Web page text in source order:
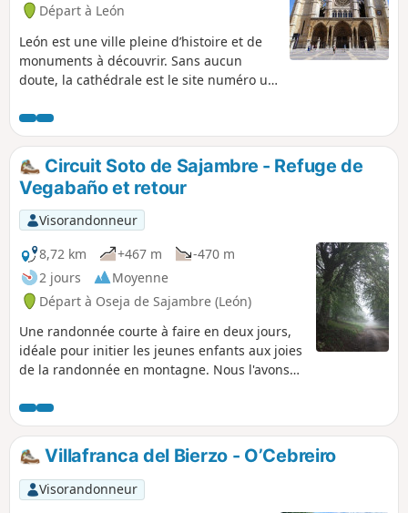
Départ à León
León est une ville pleine d’histoire et de
monuments à découvrir. Sans aucun
doute, la cathédrale est le site numéro un
gouverne la ville depuis les hauteurs et
qui captive par sa seule présence. Outre
cet édifice monumental, pour pourrez
découvrir la Collégiale royale de San
Isidoro, la Maison Botines, le Palais des
Guzmanes, les Murailles romaines et
médiévales et le Couvent San Marcos. Et
si vous avez du temps, n'hésitez pas à
flâner dans les quartiers Húmedo
Romántico pour y découvrir l'ambiance
qui règne autour des bars à Tapas. J'ai
visité cette ville à l'issue de la soixante-
troisième étape de mon chemin de
Compostelle.
Circuit Soto de Sajambre - Refuge de
Vegabaño et retour
Visorandonneur
8,72 km
+467 m
-470 m
2 jours
Moyenne
Départ à Oseja de Sajambre (León)
Une randonnée courte à faire en deux jours,
idéale pour initier les jeunes enfants aux joies
de la randonnée en montagne. Nous l'avons
Villafranca del Bierzo - O’Cebreiro
Visorandonneur